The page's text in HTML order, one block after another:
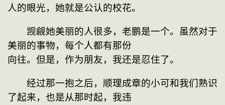
人的眼光，她就是公认的校花。
觊觎她美丽的人很多，老鹏是一个。虽然对于
美丽的事物，每个人都有那份
向往。但是，作为朋友，我还是忍住了。
经过那一抱之后，顺理成章的小可和我们熟识
了起来，也是从那时起，我违